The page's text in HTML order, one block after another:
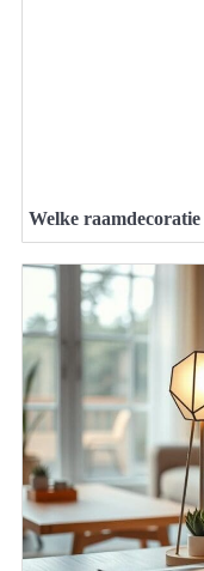
Welke